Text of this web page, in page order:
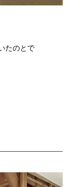
たのとで